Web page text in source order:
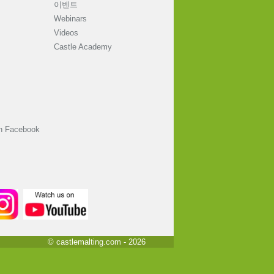
이벤트
Webinars
Videos
Castle Academy
Facebook
© castlemalting.com - 2026